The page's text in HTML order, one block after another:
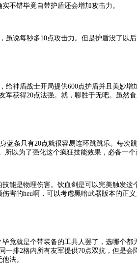
不错毕竟自带护盾还会增加攻击力。
虽说每秒多10点攻击力。但是护盾没了以
给神盾战士开局提供600点护盾并且美妙
军获得20点法强。就，聊胜于无吧。虽然
蓝条只有20点就很容易连环跳跳乐。每次
所以为了强化这个疯狂技能效果，必备一
能是物理伤害。饮血剑是可以完美触发
伤害的heu啊，可以考虑黑暗武器版本的正
竟就是个带装备的工具人罢了，选哪个都
一排2格内所有友军提供70点双抗，但是
法。